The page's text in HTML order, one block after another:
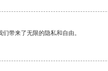
带来了无限的隐私和自由。